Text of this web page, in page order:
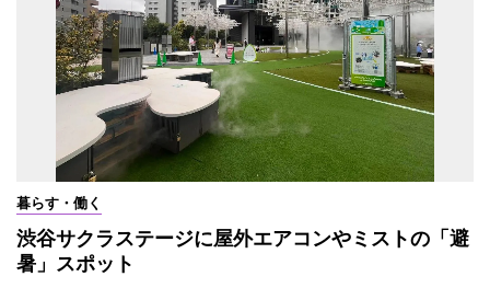
暮らす・働く
渋谷サクラステージに屋外エアコンやミストの「避
暑」スポット